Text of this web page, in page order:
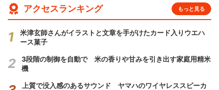
アクセスランキング もっと見る
米津玄師さんがイラストと文章を手がけたカード入りウエハ
ース菓子
3段階の制御を自動で 米の香りや甘みを引き出す家庭用精米
機
上質で没入感のあるサウンド ヤマハのワイヤレススピーカ